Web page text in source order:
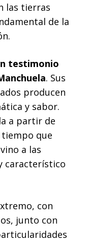
las tierras
de la
testimonio
. Sus
producen
y sabor.
a partir de
tiempo que
a las
característico
con
junto con